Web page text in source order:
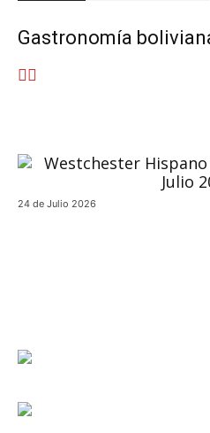
Gastronomía
24 de Julio 2026